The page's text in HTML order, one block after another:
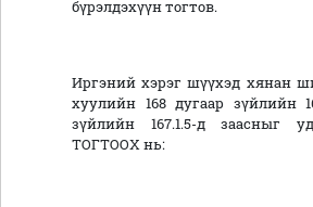
бүрэлдэхүүн тогтов.
Иргэний хэрэг шүүхэд хянан
хуулийн 168 дугаар зүйлийн
зүйлийн 167.1.5-д заасныг
ТОГТООХ нь: